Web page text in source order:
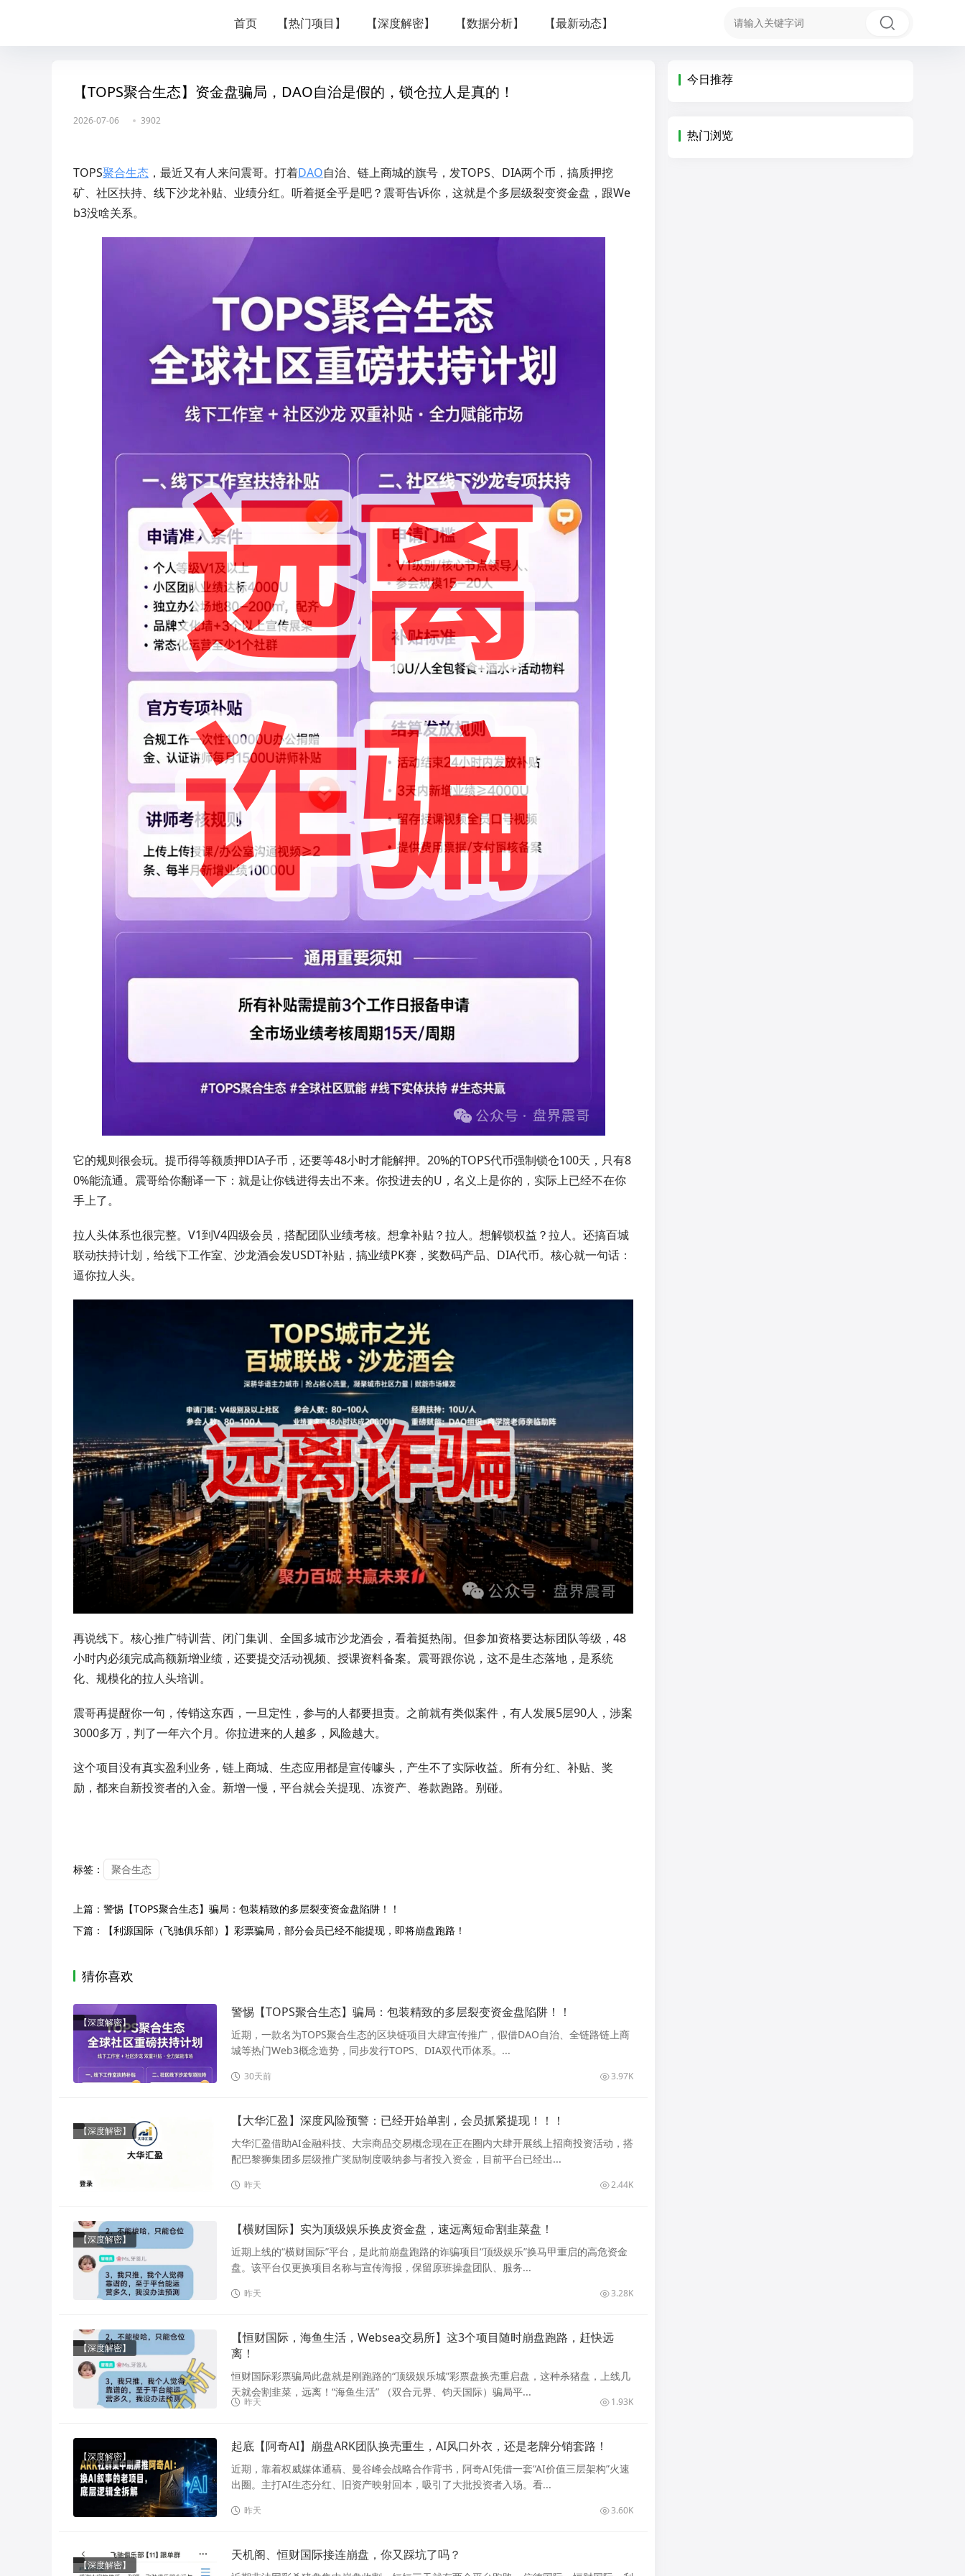
首页 【热门项目】 【深度解密】 【数据分析】 【最新动态】
【TOPS聚合生态】资金盘骗局，DAO自治是假的，锁仓拉人是真的！
2026-07-06 3902
TOPS聚合生态 ，最近又有人来问震哥。打着DAO自治、链上商城的旗号，发TOPS、DIA两个币，搞质押挖
矿、社区扶持、线下沙龙补贴、业绩分红。听着挺全乎是吧？震哥告诉你，这就是个多层级裂变资金盘，跟We
b3没啥关系。
它的规则很会玩。提币得等额质押DIA子币，还要等48小时才能解押。20%的TOPS代币强制锁仓100天，只有8
0%能流通。震哥给你翻译一下：就是让你钱进得去出不来。你投进去的U，名义上是你的，实际上已经不在你
手上了。
拉人头体系也很完整。V1到V4四级会员，搭配团队业绩考核。想拿补贴？拉人。想解锁权益？拉人。还搞百城
联动扶持计划，给线下工作室、沙龙酒会发USDT补贴，搞业绩PK赛，奖数码产品、DIA代币。核心就一句话：
逼你拉人头。
再说线下。核心推广特训营、闭门集训、全国多城市沙龙酒会，看着挺热闹。但参加资格要达标团队等级，48
小时内必须完成高额新增业绩，还要提交活动视频、授课资料备案。震哥跟你说，这不是生态落地，是系统
化、规模化的拉人头培训。
震哥再提醒你一句，传销这东西，一旦定性，参与的人都要担责。之前就有类似案件，有人发展5层90人，涉案
3000多万，判了一年六个月。你拉进来的人越多，风险越大。
这个项目没有真实盈利业务，链上商城、生态应用都是宣传噱头，产生不了实际收益。所有分红、补贴、奖
励，都来自新投资者的入金。新增一慢，平台就会关提现、冻资产、卷款跑路。别碰。
标签： 聚合生态
上篇： 警惕【TOPS聚合生态】骗局：包装精致的多层裂变资金盘陷阱！！
下篇：
【利源国际（飞驰俱乐部）】彩票骗局，部分会员已经不能提现，即将崩盘跑路！
猜你喜欢
【深度解密】
警惕【TOPS聚合生态】骗局：包装精致的多层裂变资金盘陷阱！！
近期，一款名为TOPS聚合生态的区块链项目大肆宣传推广，假借DAO自治、全链路链上商
城等热门Web3概念造势，同步发行TOPS、DIA双代币体系。...
30天前 3.97K
【深度解密】
【大华汇盈】深度风险预警：已经开始单割，会员抓紧提现！！！
大华汇盈借助AI金融科技、大宗商品交易概念现在正在圈内大肆开展线上招商投资活动，搭
配巴黎狮集团多层级推广奖励制度吸纳参与者投入资金，目前平台已经出...
昨天 2.44K
【深度解密】
【横财国际】实为顶级娱乐换皮资金盘，速远离短命割韭菜盘！
近期上线的“横财国际”平台，是此前崩盘跑路的诈骗项目“顶级娱乐”换马甲重启的高危资金
盘。该平台仅更换项目名称与宣传海报，保留原班操盘团队、服务...
昨天 3.28K
【深度解密】
【恒财国际，海鱼生活，Websea交易所】这3个项目随时崩盘跑路，赶快远
离！
恒财国际彩票骗局此盘就是刚跑路的“顶级娱乐城”彩票盘换壳重启盘，这种杀猪盘，上线几
天就会割韭菜，远离！“海鱼生活” （双合元界、钧天国际）骗局平...
昨天 1.93K
【深度解密】
起底【阿奇AI】崩盘ARK团队换壳重生，AI风口外衣，还是老牌分销套路！
近期，靠着权威媒体通稿、曼谷峰会战略合作背书，阿奇AI凭借一套“AI价值三层架构”火速
出圈。主打AI生态分红、旧资产映射回本，吸引了大批投资者入场。看...
昨天 3.60K
【深度解密】
天机阁、恒财国际接连崩盘，你又踩坑了吗？
今日推荐
热门浏览